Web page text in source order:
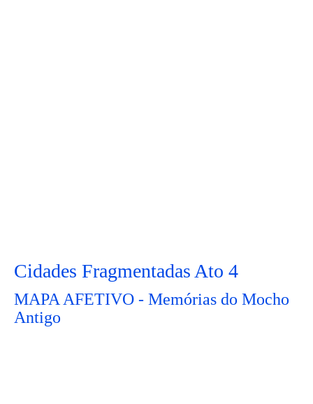
Cidades Fragmentadas Ato 4
MAPA AFETIVO - Memórias do Mocho
Antigo